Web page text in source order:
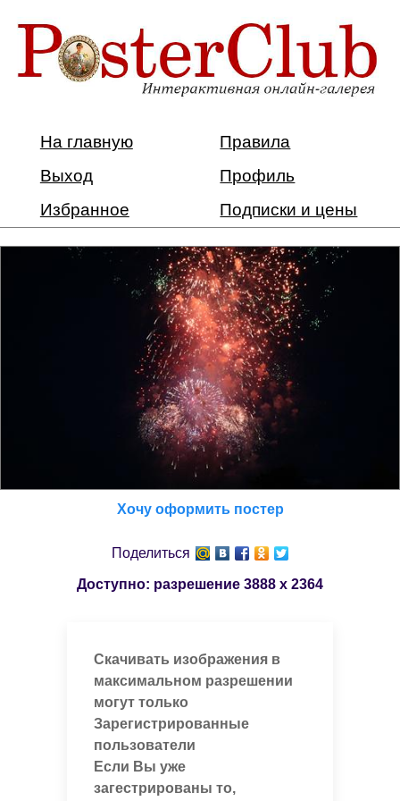
На главную
Правила
Выход
Профиль
Избранное
Подписки и цены
Хочу оформить постер
Поделиться
Доступно: разрешение 3888 x 2364
Скачивать изображения в
максимальном разрешении
могут только
Зарегистрированные
пользователи
Если Вы уже
загестрированы то,